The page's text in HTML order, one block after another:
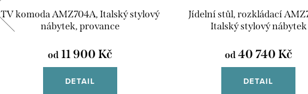
TV komoda AMZ704A, Italský stylový
nábytek, provance
od 11 900 Kč
DETAIL
Jídelní stůl, rozkládací
Italský stylový nábytek
od 40 740 Kč
DETAIL